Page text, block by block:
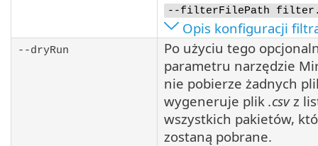
--filterFilePath
Opis konfiguracji
--dryRun
Po użyciu tego
parametru narzędzie
nie pobierze żadnych
wygeneruje plik .csvz
wszystkich pakietów,
zostaną pobrane.